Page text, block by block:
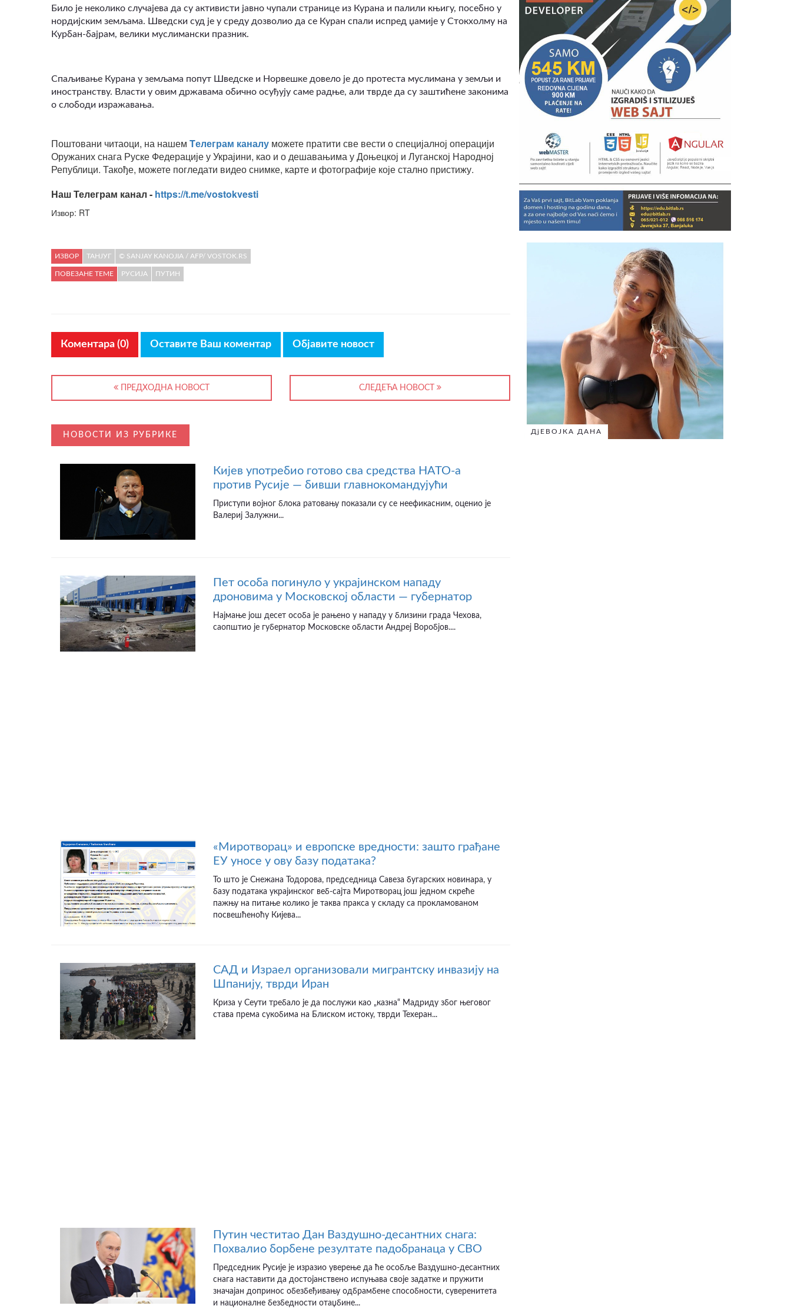
Било је неколико случајева да су активисти јавно чупали странице из Курана и палили књигу, посебно у
нордијским земљама. Шведски суд је у среду дозволио да се Куран спали испред џамије у Стокхолму на
Курбан-бајрам, велики муслимански празник.
Спаљивање Курана у земљама попут Шведске и Норвешке довело је до протеста муслимана у земљи и
иностранству. Власти у овим државама обично осуђују саме радње, али тврде да су заштићене законима
о слободи изражавања.
Поштовани читаоци, на нашем Tелеграм каналу можете пратити све вести о специјалној операцији
Оружаних снага Руске Федерације у Украјини, као и о дешавањима у Доњецкој и Луганској Народној
Републици. Такође, можете погледати видео снимке, карте и фотографије које стално пристижу.
Наш Телеграм канал - https://t.me/vostokvesti
Извор: RT
ИЗВОР ТАНЈУГ © SANJAY KANOJIA / AFP/ VOSTOK.RS
ПОВЕЗАНЕ ТЕМЕ РУСИЈА ПУТИН
Коментара (0) Оставите Ваш коментар Објавите новост
ПРЕДХОДНА НОВОСТ СЛЕДЕЋА НОВОСТ
НОВОСТИ ИЗ РУБРИКЕ
Кијев употребио готово сва средства НАТО-а
против Русије — бивши главнокомандујући
Приступи војног блока ратовању показали су се неефикасним, оценио је
Валериј Залужни...
Пет особа погинуло у украјинском нападу
дроновима у Московској области — губернатор
Најмање још десет особа је рањено у нападу у близини града Чехова,
саопштио је губернатор Московске области Андреј Воробјов....
«Миротворац» и европске вредности: зашто грађане
ЕУ уносе у ову базу података?
То што је Снежана Тодорова, председница Савеза бугарских новинара, у
базу података украјинског веб-сајта Миротворац још једном скреће
пажњу на питање колико је таква пракса у складу са прокламованом
посвешћеноћу Кијева...
САД и Израел организовали мигрантску инвазију на
Шпанију, тврди Иран
Криза у Сеути требало је да послужи као „казна“ Мадриду због његовог
става према сукобима на Блиском истоку, тврди Техеран...
Путин честитао Дан Ваздушно-десантних снага:
Похвалио борбене резултате падобранаца у СВО
Председник Русије је изразио уверење да ће особље Ваздушно-десантних
снага наставити да достојанствено испуњава своје задатке и пружити
значајан допринос обезбеђивању одбрамбене способности, суверенитета
и националне безбедности отаџбине...
ДјЕВОЈКА ДАНА